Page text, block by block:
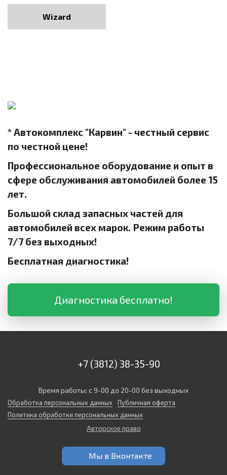
Wizard
* Автокомплекс "Карвин" - честный сервис
по честной цене!
Профессиональное оборудование и опыт в
сфере обслуживания автомобилей более 15
лет.
Большой склад запасных частей для
автомобилей всех марок. Режим работы
7/7 без выходных!
Бесплатная диагностика!
Диагностика бесплатно!
+7 (3812) 38-35-90
Время работы: с 9-00 до 20-00 без выходных
Обработка персональных данных
Публичная оферта
Политика обработки персональных данных
Авторское право
Мы в Вконтакте